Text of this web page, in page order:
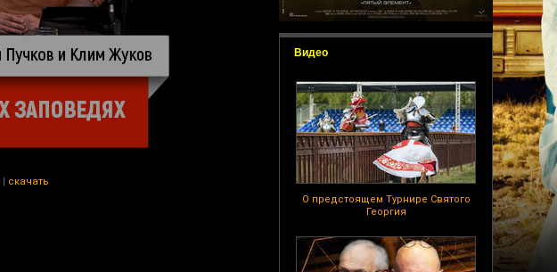
Видео
О предстоящем Турнире Святого
Георгия
| скачать